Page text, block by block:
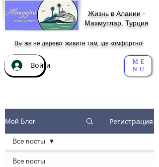
Жизнь в Алании -
Махмутлар, Турция
Вы же не дерево: живите там, где комфортно!
Войти
ME
NU
Мой Блог Регистрация
Все посты
Все посты